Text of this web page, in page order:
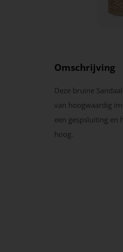
Omschrijving
Deze bruine
van hoogwaardig
een gespsluiting en
hoog.